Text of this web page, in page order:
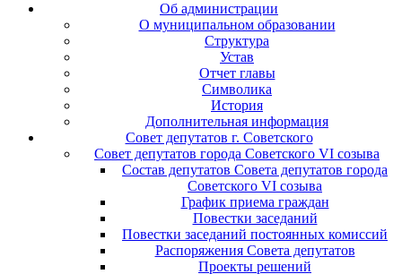
Об администрации
О муниципальном образовании
Структура
Устав
Отчет главы
Символика
История
Дополнительная информация
Совет депутатов г. Советского
Совет депутатов города Советского VI созыва
Состав депутатов Совета депутатов города
Советского VI созыва
График приема граждан
Повестки заседаний
Повестки заседаний постоянных комиссий
Распоряжения Совета депутатов
Проекты решений